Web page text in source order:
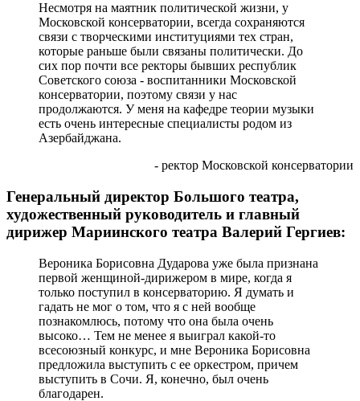
Несмотря на маятник политической жизни, у
Московской консерватории, всегда сохраняются
связи с творческими институциями тех стран,
которые раньше были связаны политически. До
сих пор почти все ректоры бывших республик
Советского союза - воспитанники Московской
консерватории, поэтому связи у нас
продолжаются. У меня на кафедре теории музыки
есть очень интересные специалисты родом из
Азербайджана.
- ректор Московской консерватории
Генеральный директор Большого театра,
художественный руководитель и главный
дирижер Мариинского театра Валерий Гергиев:
Вероника Борисовна Дударова уже была признана
первой женщиной-дирижером в мире, когда я
только поступил в консерваторию. Я думать и
гадать не мог о том, что я с ней вообще
познакомлюсь, потому что она была очень
высоко… Тем не менее я выиграл какой-то
всесоюзный конкурс, и мне Вероника Борисовна
предложила выступить с ее оркестром, причем
выступить в Сочи. Я, конечно, был очень
благодарен.